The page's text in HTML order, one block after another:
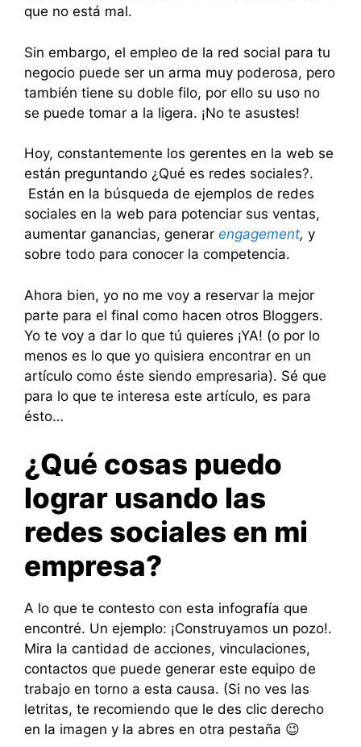
que no está mal.
Sin embargo, el empleo de la red social para tu
negocio puede ser un arma muy poderosa, pero
también tiene su doble filo, por ello su uso no
se puede tomar a la ligera. ¡No te asustes!
Hoy, constantemente los gerentes en la web se
están preguntando ¿Qué es redes sociales?.
Están en la búsqueda de ejemplos de redes
sociales en la web para potenciar sus ventas,
aumentar ganancias, generar engagement, y
sobre todo para conocer la competencia.
Ahora bien, yo no me voy a reservar la mejor
parte para el final como hacen otros Bloggers.
Yo te voy a dar lo que tú quieres ¡YA! (o por lo
menos es lo que yo quisiera encontrar en un
artículo como éste siendo empresaria). Sé que
para lo que te interesa este artículo, es para
ésto…
¿Qué cosas puedo
lograr usando las
redes sociales en mi
empresa?
A lo que te contesto con esta infografía que
encontré. Un ejemplo: ¡Construyamos un pozo!.
Mira la cantidad de acciones, vinculaciones,
contactos que puede generar este equipo de
trabajo en torno a esta causa. (Si no ves las
letritas, te recomiendo que le des clic derecho
en la imagen y la abres en otra pestaña 😉